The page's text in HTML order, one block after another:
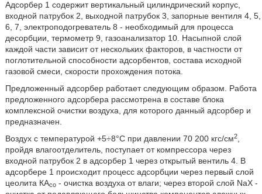
Адсорбер 1 содержит вертикальный цилиндрический корпус,
входной патрубок 2, выходной патрубок 3, запорные вентиля 4, 5,
6, 7, электроподогреватель 8 - необходимый для процесса
десорбции, термометр 9, газоанализатор 10. Насыпной слой
каждой части зависит от нескольких факторов, в частности от
поглотительной способности адсорбентов, состава исходной
газовой смеси, скорости прохождения потока.
Предложенный адсорбер работает следующим образом. Работа
предложенного адсорбера рассмотрена в составе блока
комплексной очистки воздуха, для которого данный адсорбер и
предназначен.
Воздух с температурой +5÷8°С при давлении 70 200 кгс/см2,
пройдя влагоотделитель, поступает от компрессора через
входной патрубок 2 в адсорбер 1 через открытый вентиль 4. В
адсорбере 1 происходит процесс адсорбции через первый слой
цеолита КАco- очистка воздуха от влаги; через второй слой NaX -